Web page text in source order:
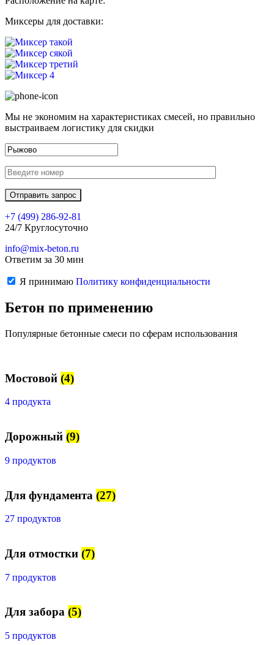
Миксеры для доставки:
Мы не экономим на характеристиках смесей, но правильно
выстраиваем логистику для скидки
+7 (499) 286-92-81
24/7 Круглосуточно
info@mix-beton.ru
Ответим за 30 мин
Я принимаю Политику конфиденциальности
Бетон по применению
Популярные бетонные смеси по сферам использования
Мостовой (4)
4 продукта
Дорожный (9)
9 продуктов
Для фундамента (27)
27 продуктов
Для отмостки (7)
7 продуктов
Для забора (5)
5 продуктов